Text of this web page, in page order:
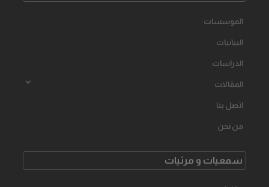
الموسسات
البیانیات
الدراسات
المقالات
اتصل بنا
من نحن
سمعیات و مرئیات